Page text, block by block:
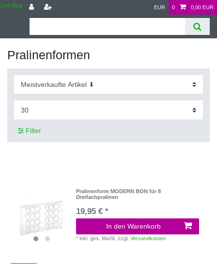
Zum Blog EUR 0 0,00 EUR
Pralinenformen
Filter
Pralinenform MODERN BON für 8
Dreifachpralinen
19,95 € *
In den Warenkorb
*inkl. ges. MwSt. zzgl.Versandkosten